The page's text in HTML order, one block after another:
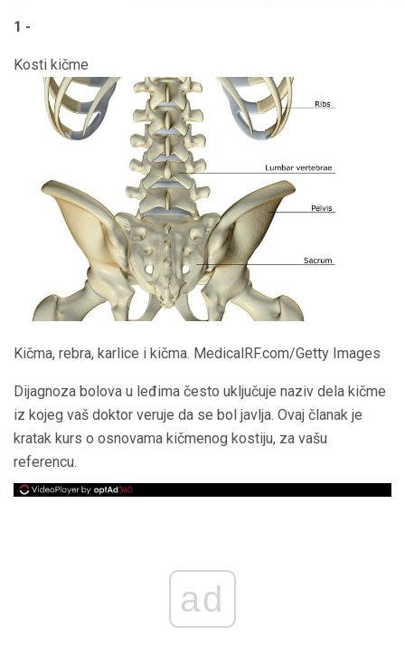
1 -
Kosti kičme
Kičma, rebra, karlice i kičma. MedicalRF.com/Getty Images
Dijagnoza bolova u leđima često uključuje naziv dela kičme
iz kojeg vaš doktor veruje da se bol javlja. Ovaj članak je
kratak kurs o osnovama kičmenog kostiju, za vašu
referencu.
ad